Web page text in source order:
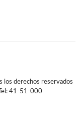
los derechos reservados
41-51-000